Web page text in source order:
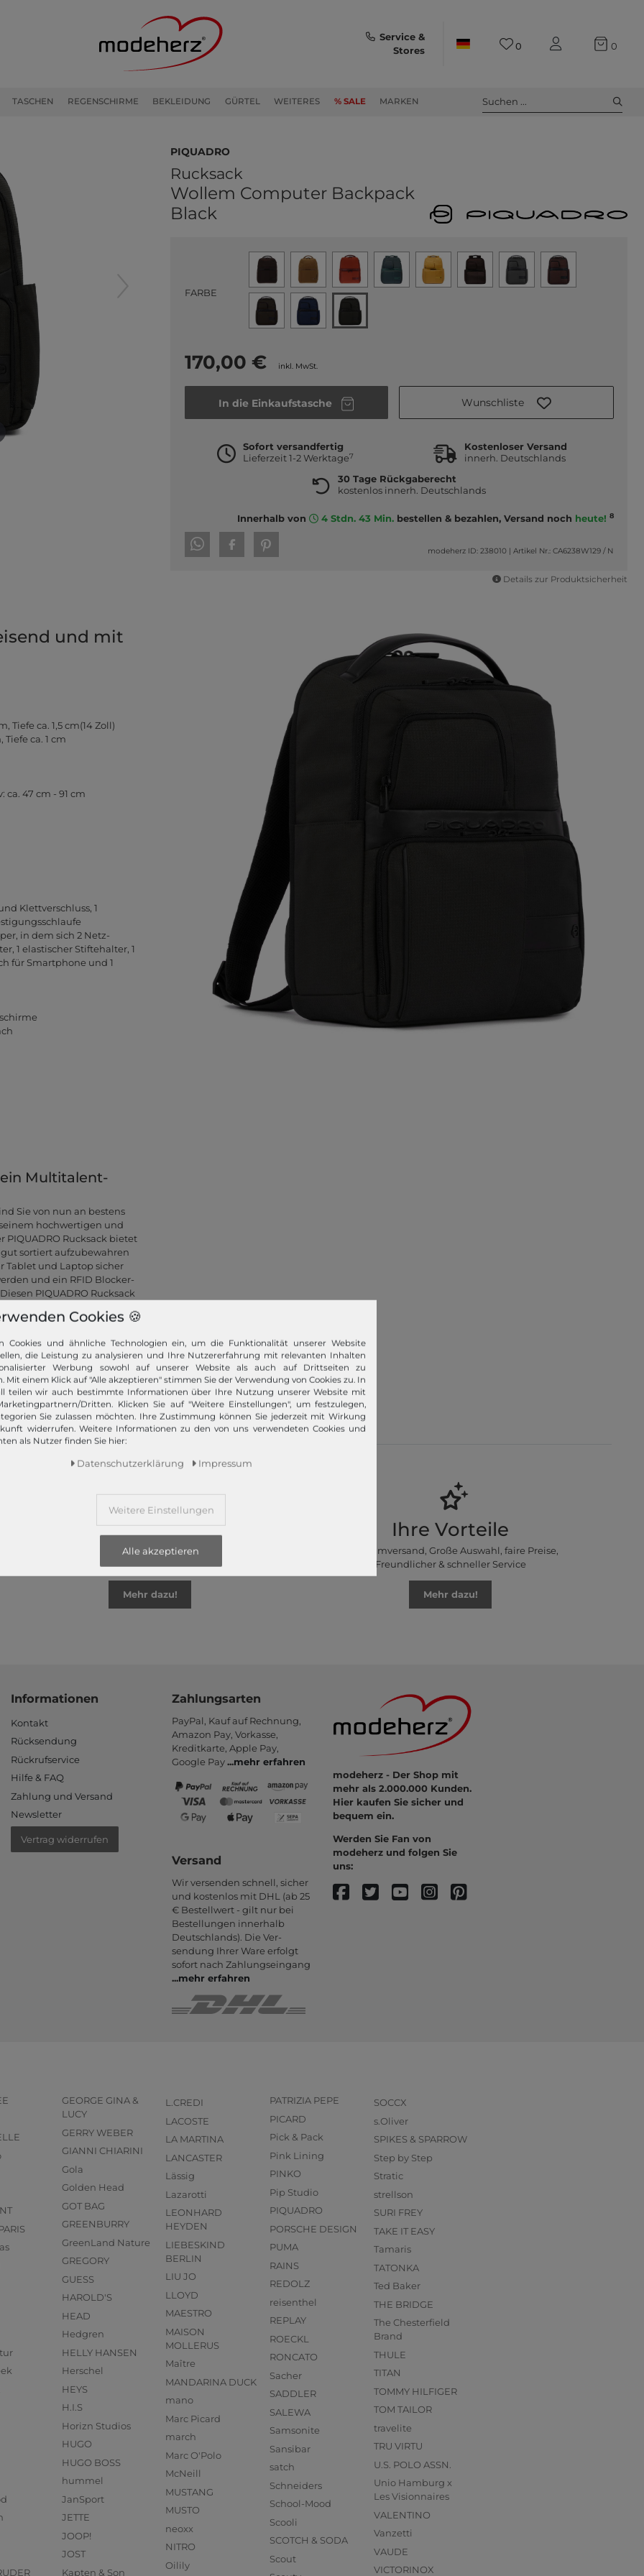
TASCHEN REGENSCHIRME BEKLEIDUNG GÜRTEL WEITERES % SALE MARKEN
Service &
Stores
0 0
Suchen ...
PIQUADRO
Rucksack
Wollem Computer Backpack
Black
FARBE
170,00 € inkl. MwSt.
In die Einkaufstasche Wunschliste
Sofort versandfertig
Lieferzeit 1-2 Werktage7
Kostenloser Versand
innerh. Deutschlands
30 Tage Rückgaberecht
kostenlos innerh. Deutschlands
Innerhalb von 4 Stdn. 43 Min.bestellen & bezahlen, Versand noch heute! 8
modeherz ID: 238010 |Artikel Nr.: CA6238W129 / N
Details zur Produktsicherheit
und mit
Tiefe ca. 1,5 cm(14 Zoll)
ca. 1 cm
47 cm - 91 cm
Klettverschluss, 1
in dem sich 2 Netz-
1 elastischer Stiftehalter, 1
für Smartphone und 1
Multitalent-
Sie von nun an bestens
hochwertigen und
Rucksack bietet
sortiert aufzubewahren
Tablet und Laptop sicher
und ein RFID Blocker-
PIQUADRO Rucksack
bietet Ihnen die angesagtesten Modetrends. Und das 365 Tage im Jahr
nur das Beste! Ausgewählte Marken, wie TOMMY HILFIGER, Calvin Klein,
Campomaggi oder LIEBESKIND BERLIN.
Schneller Versand!
Wir versenden Ihre Bestellung schnell per
Premiumversand.
Mehr dazu!
Ihre Vorteile
Premiumversand, Große Auswahl, faire Preise,
Freundlicher & schneller Service
Mehr dazu!
Informationen
Kontakt
Rücksendung
Rückrufservice
Hilfe & FAQ
Zahlung und Versand
Newsletter
Vertrag widerrufen
Zahlungsarten
PayPal, Kauf auf Rechnung,
Amazon Pay, Vor­kasse,
Kredit­karte, Apple Pay,
Google Pay...mehr erfahren
Versand
Wir versenden schnell, sicher
und kostenlos mit DHL (ab 25
€ Bestell­wert - gilt nur bei
Bestel­lungen inner­halb
Deutsch­lands). Die Ver­
sendung Ihrer Ware er­folgt
sofort nach Zahlungs­eingang
...mehr erfahren
modeherz - Der Shop mit
mehr als 2.000.000 Kunden.
Hier kaufen Sie sicher und
bequem ein.
Werden Sie Fan von
modeherz und folgen Sie
uns:
GEORGE GINA &
LUCY
GERRY WEBER
GIANNI CHIARINI
Gola
Golden Head
GOT BAG
GREENBURRY
GreenLand Nature
GREGORY
GUESS
HAROLD'S
HEAD
Hedgren
HELLY HANSEN
Herschel
HEYS
H.I.S
Horizn Studios
HUGO
HUGO BOSS
hummel
JanSport
JETTE
JOOP!
JOST
Kapten & Son
L.CREDI
LACOSTE
LA MARTINA
LANCASTER
Lässig
Lazarotti
LEONHARD
HEYDEN
LIEBESKIND
BERLIN
LIU JO
LLOYD
MAESTRO
MAISON
MOLLERUS
Maître
MANDARINA DUCK
mano
Marc Picard
march
Marc O'Polo
McNeill
MUSTANG
MUSTO
neoxx
NITRO
Oilily
PATRIZIA PEPE
PICARD
Pick & Pack
Pink Lining
PINKO
Pip Studio
PIQUADRO
PORSCHE DESIGN
PUMA
RAINS
REDOLZ
reisenthel
REPLAY
ROECKL
RONCATO
Sacher
SADDLER
SALEWA
Samsonite
Sansibar
satch
Schneiders
School-Mood
Scooli
SCOTCH & SODA
Scout
SOCCX
s.Oliver
SPIKES & SPARROW
Step by Step
Stratic
strellson
SURI FREY
TAKE IT EASY
Tamaris
TATONKA
Ted Baker
THE BRIDGE
The Chesterfield
Brand
THULE
TITAN
TOMMY HILFIGER
TOM TAILOR
travelite
TRU VIRTU
U.S. POLO ASSN.
Unio Hamburg x
Les Visionnaires
VALENTINO
Vanzetti
VAUDE
VICTORINOX
Cookies 🍪
Cookies und ähnliche Technologien ein, um die Funktionalität unserer Website
die Leistung zu analysieren und Ihre Nutzererfahrung mit relevanten Inhalten
Werbung sowohl auf unserer Website als auch auf Drittseiten zu
Mit einem Klick auf "Alle akzeptieren" stimmen Sie der Verwendung von Cookies zu. In
teilen wir auch bestimmte Informationen über Ihre Nutzung unserer Website mit
Dritten. Klicken Sie auf "Weitere Einstellungen", um festzulegen,
Sie zulassen möchten. Ihre Zustimmung können Sie jederzeit mit Wirkung
widerrufen. Weitere Informationen zu den von uns verwendeten Cookies und
als Nutzer finden Sie hier:
Daten­schutz­erklärung Impressum
Weitere Einstellungen
Alle akzeptieren